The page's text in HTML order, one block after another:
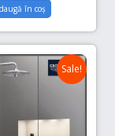
în coș
Sale!